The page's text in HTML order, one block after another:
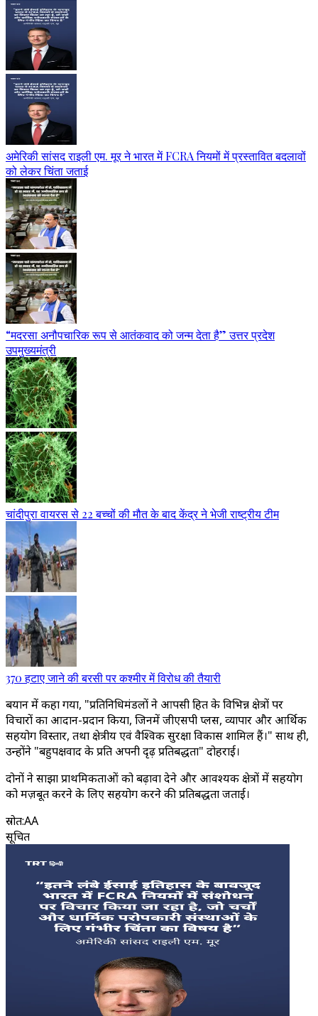
अमेरिकी सांसद राइली एम. मूर ने भारत में FCRA नियमों में प्रस्तावित बदलावों
को लेकर चिंता जताई
“मदरसा अनौपचारिक रूप से आतंकवाद को जन्म देता है” उत्तर प्रदेश
उपमुख्यमंत्री
चांदीपुरा वायरस से 22 बच्चों की मौत के बाद केंद्र ने भेजी राष्ट्रीय टीम
370 हटाए जाने की बरसी पर कश्मीर में विरोध की तैयारी
बयान में कहा गया, "प्रतिनिधिमंडलों ने आपसी हित के विभिन्न क्षेत्रों पर
विचारों का आदान-प्रदान किया, जिनमें जीएसपी प्लस, व्यापार और आर्थिक
सहयोग विस्तार, तथा क्षेत्रीय एवं वैश्विक सुरक्षा विकास शामिल हैं।" साथ ही,
उन्होंने "बहुपक्षवाद के प्रति अपनी दृढ़ प्रतिबद्धता" दोहराई।
दोनों ने साझा प्राथमिकताओं को बढ़ावा देने और आवश्यक क्षेत्रों में सहयोग
को मज़बूत करने के लिए सहयोग करने की प्रतिबद्धता जताई।
स्रोत:AA
सूचित